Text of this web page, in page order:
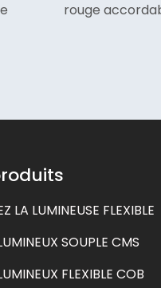
2700k
LA LUMINEUSE FLEXIBLE
SOUPLE CMS
FLEXIBLE COB